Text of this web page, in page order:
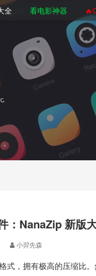
全 看电影神器
：NanaZip 新版
小羿先森
，拥有极高的压缩比